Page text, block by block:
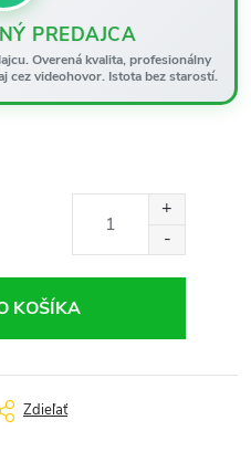
PREDAJCA
Overená kvalita, profesionálny
cez videohovor. Istota bez starostí.
KOŠÍKA
Zdieľať